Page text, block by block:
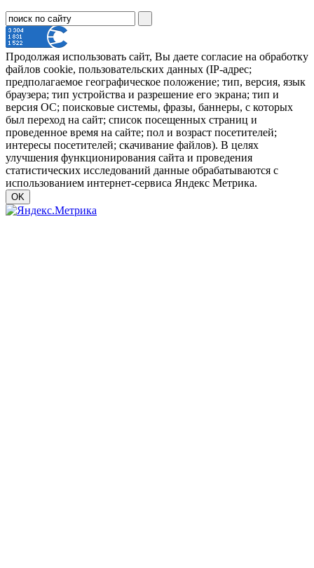
Продолжая использовать сайт, Вы даете согласие на обработку
файлов cookie, пользовательских данных (IP-адрес;
предполагаемое географическое положение; тип, версия, язык
браузера; тип устройства и разрешение его экрана; тип и
версия ОС; поисковые системы, фразы, баннеры, с которых
был переход на сайт; список посещенных страниц и
проведенное время на сайте; пол и возраст посетителей;
интересы посетителей; скачивание файлов). В целях
улучшения функционирования сайта и проведения
статистических исследований данные обрабатываются с
использованием интернет-сервиса Яндекс Метрика.
OK